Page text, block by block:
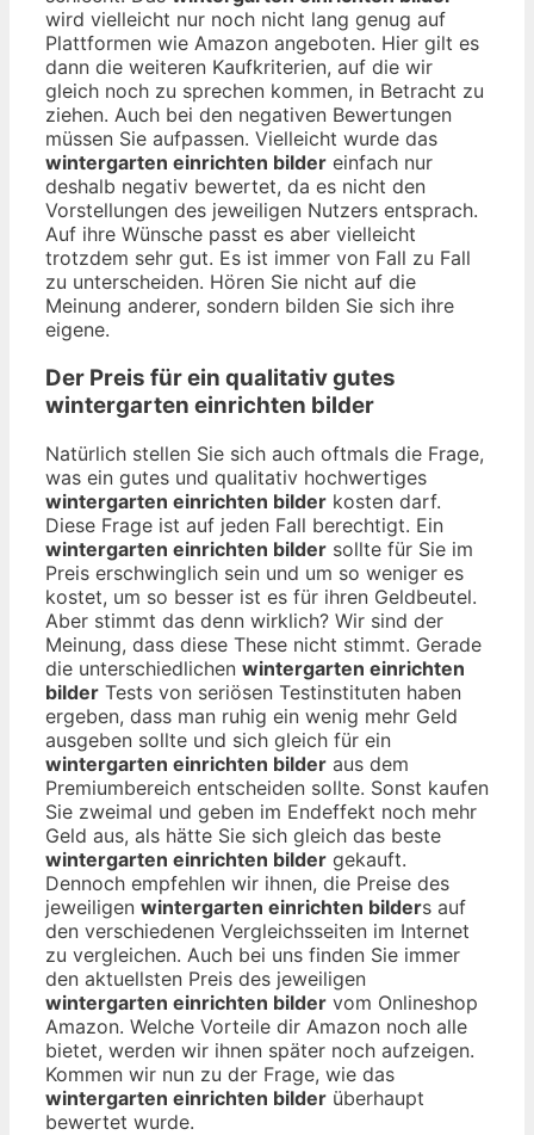
wird vielleicht nur noch nicht lang genug auf
Plattformen wie Amazon angeboten. Hier gilt es
dann die weiteren Kaufkriterien, auf die wir
gleich noch zu sprechen kommen, in Betracht zu
ziehen. Auch bei den negativen Bewertungen
müssen Sie aufpassen. Vielleicht wurde das
wintergarten einrichten bilder einfach nur
deshalb negativ bewertet, da es nicht den
Vorstellungen des jeweiligen Nutzers entsprach.
Auf ihre Wünsche passt es aber vielleicht
trotzdem sehr gut. Es ist immer von Fall zu Fall
zu unterscheiden. Hören Sie nicht auf die
Meinung anderer, sondern bilden Sie sich ihre
eigene.
Der Preis für ein qualitativ gutes
wintergarten einrichten bilder
Natürlich stellen Sie sich auch oftmals die Frage,
was ein gutes und qualitativ hochwertiges
wintergarten einrichten bilder kosten darf.
Diese Frage ist auf jeden Fall berechtigt. Ein
wintergarten einrichten bilder sollte für Sie im
Preis erschwinglich sein und um so weniger es
kostet, um so besser ist es für ihren Geldbeutel.
Aber stimmt das denn wirklich? Wir sind der
Meinung, dass diese These nicht stimmt. Gerade
die unterschiedlichen wintergarten einrichten
bilder Tests von seriösen Testinstituten haben
ergeben, dass man ruhig ein wenig mehr Geld
ausgeben sollte und sich gleich für ein
wintergarten einrichten bilder aus dem
Premiumbereich entscheiden sollte. Sonst kaufen
Sie zweimal und geben im Endeffekt noch mehr
Geld aus, als hätte Sie sich gleich das beste
wintergarten einrichten bilder gekauft.
Dennoch empfehlen wir ihnen, die Preise des
jeweiligen wintergarten einrichten bilders auf
den verschiedenen Vergleichsseiten im Internet
zu vergleichen. Auch bei uns finden Sie immer
den aktuellsten Preis des jeweiligen
wintergarten einrichten bilder vom Onlineshop
Amazon. Welche Vorteile dir Amazon noch alle
bietet, werden wir ihnen später noch aufzeigen.
Kommen wir nun zu der Frage, wie das
wintergarten einrichten bilder überhaupt
bewertet wurde.